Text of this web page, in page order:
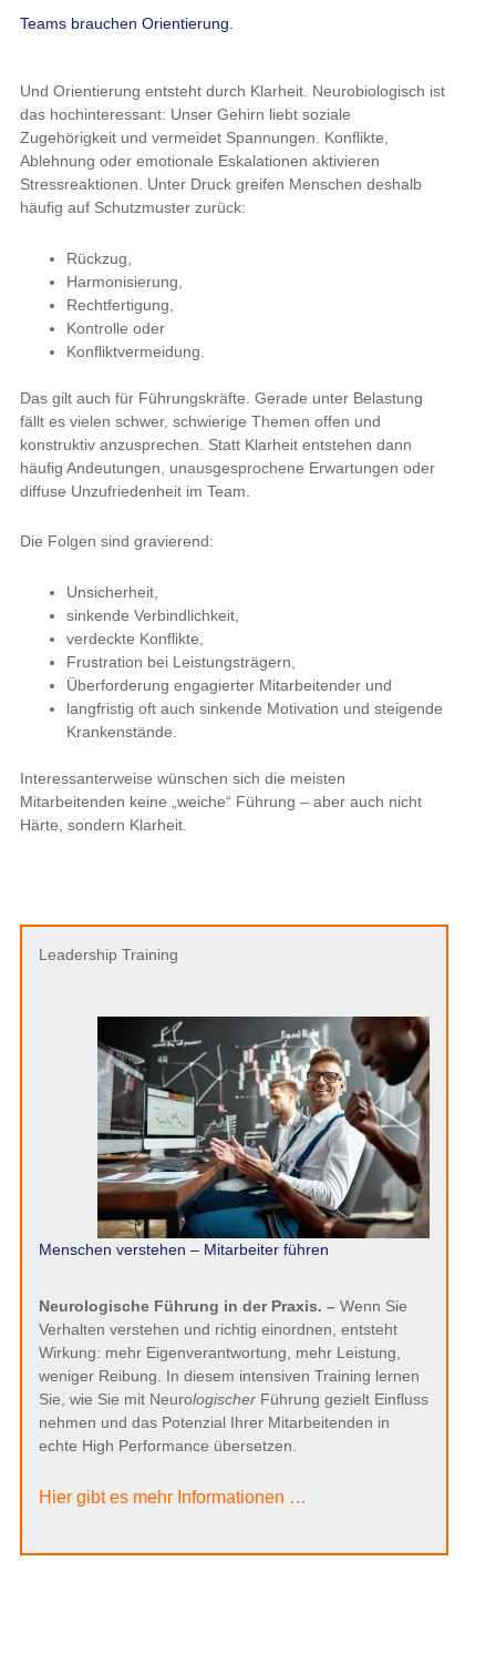
Teams brauchen Orientierung.
Und Orientierung entsteht durch Klarheit. Neurobiologisch ist
das hochinteressant: Unser Gehirn liebt soziale
Zugehörigkeit und vermeidet Spannungen. Konflikte,
Ablehnung oder emotionale Eskalationen aktivieren
Stressreaktionen. Unter Druck greifen Menschen deshalb
häufig auf Schutzmuster zurück:
Rückzug,
Harmonisierung,
Rechtfertigung,
Kontrolle oder
Konfliktvermeidung.
Das gilt auch für Führungskräfte. Gerade unter Belastung
fällt es vielen schwer, schwierige Themen offen und
konstruktiv anzusprechen. Statt Klarheit entstehen dann
häufig Andeutungen, unausgesprochene Erwartungen oder
diffuse Unzufriedenheit im Team.
Die Folgen sind gravierend:
Unsicherheit,
sinkende Verbindlichkeit,
verdeckte Konflikte,
Frustration bei Leistungsträgern,
Überforderung engagierter Mitarbeitender und
langfristig oft auch sinkende Motivation und steigende
Krankenstände.
Interessanterweise wünschen sich die meisten
Mitarbeitenden keine „weiche“ Führung – aber auch nicht
Härte, sondern Klarheit.
Leadership Training
Menschen verstehen – Mitarbeiter führen
Neurologische Führung in der Praxis. – Wenn Sie
Verhalten verstehen und richtig einordnen, entsteht
Wirkung: mehr Eigenverantwortung, mehr Leistung,
weniger Reibung. In diesem intensiven Training lernen
Sie, wie Sie mit NeurologischerFührung gezielt Einfluss
nehmen und das Potenzial Ihrer Mitarbeitenden in
echte High Performance übersetzen.
Hier gibt es mehr Informationen …